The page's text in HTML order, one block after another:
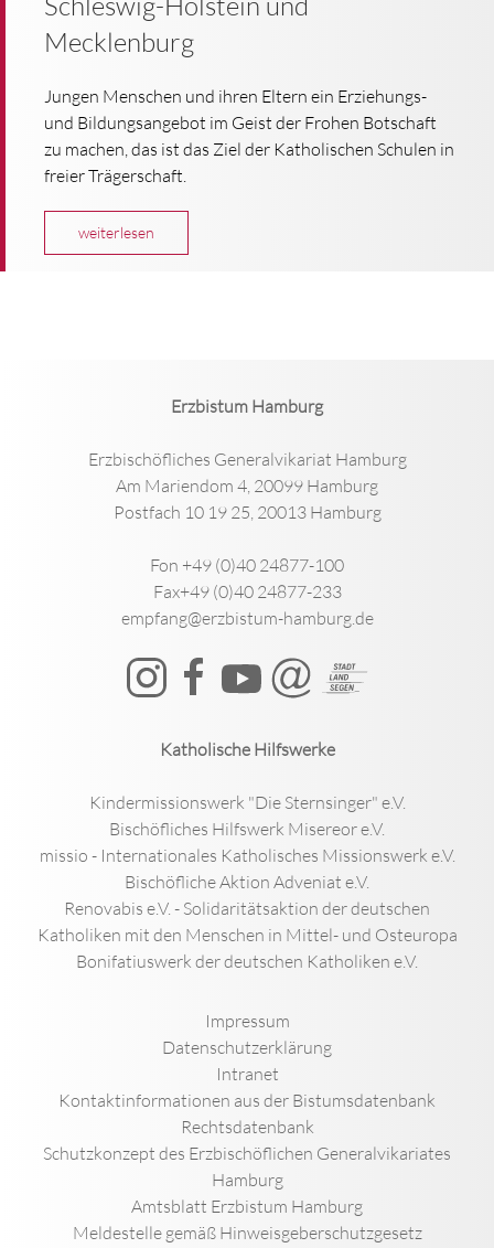
Mecklenburg
Jungen Menschen und ihren Eltern ein Erziehungs-
und Bildungsangebot im Geist der Frohen Botschaft
zu machen, das ist das Ziel der Katholischen Schulen in
freier Trägerschaft.
weiterlesen
Erzbistum Hamburg
Erzbischöfliches Generalvikariat Hamburg
Am Mariendom 4, 20099 Hamburg
Postfach 10 19 25, 20013 Hamburg
Fon +49 (0)40 24877-100
Fax+49 (0)40 24877-233
empfang@erzbistum-hamburg.de
Katholische Hilfswerke
Kindermissionswerk "Die Sternsinger" e.V.
Bischöfliches Hilfswerk Misereor e.V.
missio - Internationales Katholisches Missionswerk e.V.
Bischöfliche Aktion Adveniat e.V.
Renovabis e.V. - Solidaritätsaktion der deutschen
Katholiken mit den Menschen in Mittel- und Osteuropa
Bonifatiuswerk der deutschen Katholiken e.V.
Impressum
Datenschutzerklärung
Intranet
Kontaktinformationen aus der Bistumsdatenbank
Rechtsdatenbank
Schutzkonzept des Erzbischöflichen Generalvikariates
Hamburg
Amtsblatt Erzbistum Hamburg
Meldestelle gemäß Hinweisgeberschutzgesetz